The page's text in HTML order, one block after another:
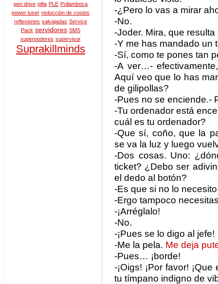
pen drive pifia PLE Pollamboca
power luser reducción de costes
reflexiones salvajadas Service
Pack servidores SMS
superpoderes supervisor
Suprakillminds
-¿Pero lo vas a mirar
-No.
-Joder. Mira, que
-Y me has mandado un
-Sí, como te pones tan
-A ver…-
Aquí veo que lo has
de gilipollas?
-Pues no se enciende.-
-Tu ordenador está
cuál es tu ordenador?
-Que sí, coño, que la
se va la luz y luego
-Dos cosas. Uno:
ticket? ¿Debo ser
el dedo al botón?
-Es que si no lo
-Ergo tampoco
-¡Arréglalo!
-No.
-¡Pues se lo digo al jefe!
-Me la pela. Me deja
-Pues… ¡borde!
-¡Oigs! ¡Por favor!
tu tímpano indigno de